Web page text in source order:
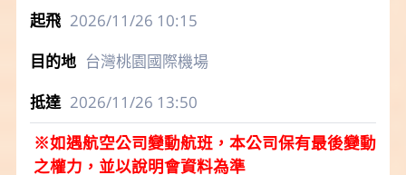
2026/11/26 10:15
台灣桃園國際機場
2026/11/26 13:50
※如遇航空公司變動航班，本公司保有最後變動
之權力，並以說明會資料為準